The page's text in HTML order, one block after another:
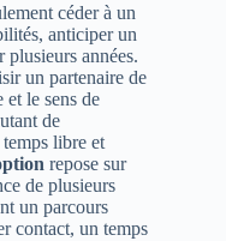
céder à un
anticiper un
années.
un partenaire de
et le sens de
de
libre et
repose sur
de plusieurs
un parcours
contact, un temps